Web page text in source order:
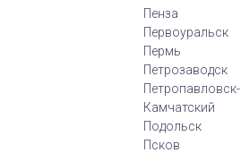
Пенза
Первоуральск
Пермь
Петрозаводск
Петропавловск-
Камчатский
Подольск
Псков